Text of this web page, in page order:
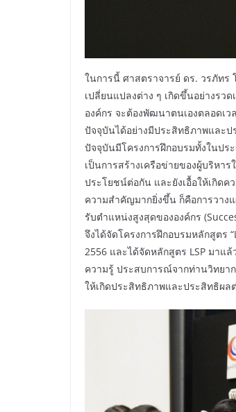
ในการนี้ ศาสตราจารย์ ดร. วรภัทร
เปลี่ยนแปลงต่าง ๆ เกิดขึ้นอย่างรว
องค์กร จะต้องพัฒนาตนเองตลอดเ
ปัจจุบันได้อย่างมีประสิทธิภาพและ
ปัจจุบันมีโครงการฝึกอบรมทั้งในปร
เป็นการสร้างเครือข่ายของผู้บริหา
ประโยชน์ต่อกัน และยังเอื้อให้เกิด
ความสำคัญมากยิ่งขึ้น ก็คือการวาง
รับตำแหน่งสูงสุดขององค์กร
จึงได้จัดโครงการฝึกอบรมหลักสูตร
2556 และได้จัดหลักสูตร LSP มาแ
ความรู้ ประสบการณ์จากท่านวิทยา
ให้เกิดประสิทธิภาพและประสิทธิผล